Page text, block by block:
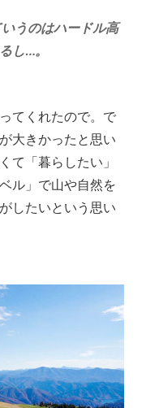
うのはハードル高
し…。
てくれたので。で
大きかったと思い
て「暮らしたい」
ル」で山や自然を
したいという思い